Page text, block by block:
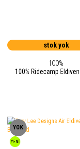
stok yok
100%
100% Ridecamp
YOK
YENİ